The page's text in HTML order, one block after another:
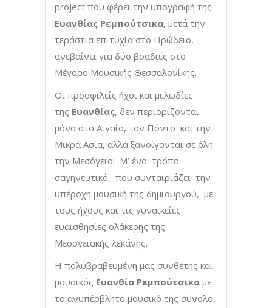
project που φέρει την υπογραφή της
Ευανθίας Ρεμπούτσικα, μετά την
τεράστια επιτυχία στο Ηρώδειο,
ανεβαίνει για δύο βραδιές στο
Μέγαρο Μουσικής Θεσσαλονίκης.
Οι προσφιλείς ήχοι και μελωδίες
της Ευανθίας, δεν περιορίζονται
μόνο στο Αιγαίο, τον Πόντο και την
Μικρά Ασία, αλλά ξανοίγονται σε όλη
την Μεσόγειο! Μ’ ένα τρόπο
σαγηνευτικό, που συνταιριάζει την
υπέροχη μουσική της δημιουργού, με
τους ήχους και τις γυναικείες
ευαισθησίες ολάκερης της
Μεσογειακής λεκάνης.
Η πολυβραβευμένη μας συνθέτης και
μουσικός Ευανθία Ρεμπούτσικα με
το ανυπέρβλητο μουσικό της σύνολο,